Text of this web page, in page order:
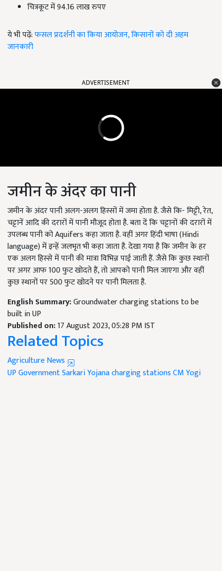
चित्रकूट में 94.16 लाख रुपए
ये भी पढ़ें:फसल प्रदर्शनी का किया आयोजन, किसानों को दी अहम
जानकारी
ADVERTISEMENT
जमीन के अंदर का पानी
जमीन के अंदर पानी अलग-अलग हिस्सों में जमा होता है. जैसे कि- मिट्टी, रेत,
चट्टानें आदि की दरारों में पानी मौजूद होता है. बता दें कि चट्टानों की दरारों में
उपलब्ध पानी को Aquifers कहा जाता है. वहीं अगर हिंदी भाषा (Hindi
language) में इन्हें जलभृत भी कहा जाता है. देखा गया है कि जमीन के हर
एक अलग हिस्से में पानी की मात्रा विभिन्न पाई जाती हैं. जैसे कि कुछ स्थानों
पर अगर आफ 100 फुट खोदते हैं, तो आपको पानी मिल जाएगा और वहीं
कुछ स्थानों पर 500 फुट खोदने पर पानी मिलता है.
English Summary:Groundwater charging stations to be
built in UP
Published on:17 August 2023, 05:28 PM IST
Related Topics
Agriculture News
UP GovernmentSarkari Yojanacharging stationsCM Yogi